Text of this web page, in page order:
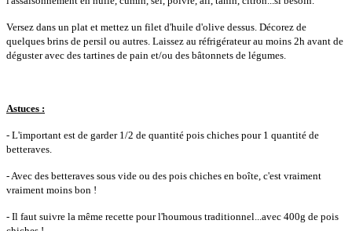
Versez dans un plat et mettez un filet d'huile d'olive dessus. Décorez de
quelques brins de persil ou autres. Laissez au réfrigérateur au moins 2h avant de
déguster avec des tartines de pain et/ou des bâtonnets de légumes.
Astuces :
- L'important est de garder 1/2 de quantité pois chiches pour 1 quantité de
betteraves.
- Avec des betteraves sous vide ou des pois chiches en boîte, c'est vraiment
vraiment moins bon !
- Il faut suivre la même recette pour l'houmous traditionnel...avec 400g de pois